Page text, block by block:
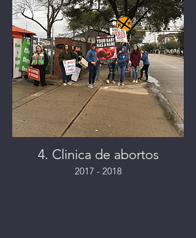
4. Clinica de abortos
2017 - 2018